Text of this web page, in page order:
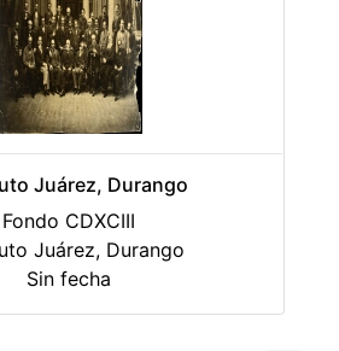
Juárez, Durango
Fondo CDXCIII
Juárez, Durango
Sin fecha